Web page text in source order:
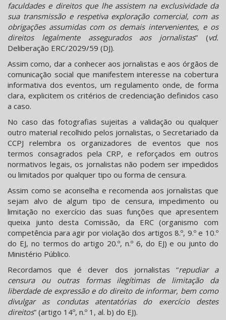
faculdades e direitos que lhe assistem na exclusividade da
sua transmissão e respetiva exploração comercial, com as
obrigações assumidas com os demais intervenientes, e os
direitos legalmente assegurados aos jornalistas” (vd.
Deliberação ERC/2029/59 (DJ).
Assim como, dar a conhecer aos jornalistas e aos órgãos de
comunicação social que manifestem interesse na cobertura
informativa dos eventos, um regulamento onde, de forma
clara, explicitem os critérios de credenciação definidos caso
a caso.
No caso das fotografias sujeitas a validação ou qualquer
outro material recolhido pelos jornalistas, o Secretariado da
CCPJ relembra os organizadores de eventos que nos
termos consagrados pela CRP, e reforçados em outros
normativos legais, os jornalistas não podem ser impedidos
ou limitados por qualquer tipo ou forma de censura.
Assim como se aconselha e recomenda aos jornalistas que
sejam alvo de algum tipo de censura, impedimento ou
limitação no exercício das suas funções que apresentem
queixa junto desta Comissão, da ERC (organismo com
competência para agir por violação dos artigos 8.º, 9.º e 10.º
do EJ, no termos do artigo 20.º, n.º 6, do EJ) e ou junto do
Ministério Público.
Recordamos que é dever dos jornalistas “repudiar a
censura ou outras formas ilegítimas de limitação da
liberdade de expressão e do direito de informar, bem como
divulgar as condutas atentatórias do exercício destes
direitos” (artigo 14º, n.º 1, al. b) do EJ).